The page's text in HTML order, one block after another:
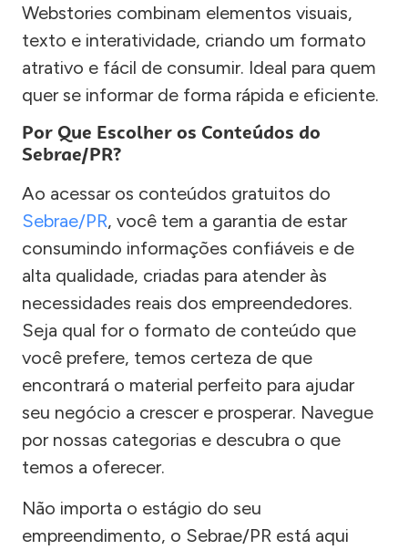
Webstories combinam elementos visuais,
texto e interatividade, criando um formato
atrativo e fácil de consumir. Ideal para quem
quer se informar de forma rápida e eficiente.
Por Que Escolher os Conteúdos do
Sebrae/PR?
Ao acessar os conteúdos gratuitos do
Sebrae/PR, você tem a garantia de estar
consumindo informações confiáveis e de
alta qualidade, criadas para atender às
necessidades reais dos empreendedores.
Seja qual for o formato de conteúdo que
você prefere, temos certeza de que
encontrará o material perfeito para ajudar
seu negócio a crescer e prosperar. Navegue
por nossas categorias e descubra o que
temos a oferecer.
Não importa o estágio do seu
empreendimento, o Sebrae/PR está aqui